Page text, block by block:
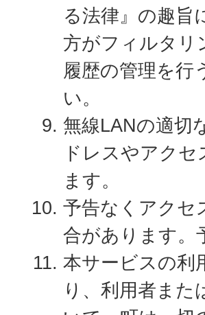
る法律』の趣旨
方がフィルタリ
履歴の管理を行
い。
無線LANの適切
ドレスやアク
ます。
予告なくアクセ
合があります。
本サービスの利
り、利用者また